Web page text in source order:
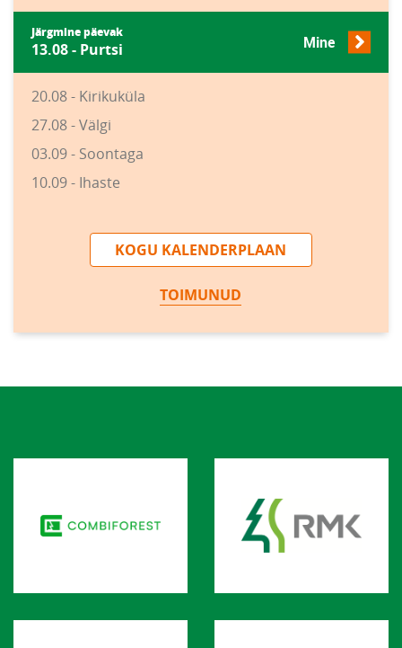
Järgmine päevak
13.08 - Purtsi Mine
20.08 - Kirikuküla
27.08 - Välgi
03.09 - Soontaga
10.09 - Ihaste
KOGU KALENDERPLAAN
TOIMUNUD